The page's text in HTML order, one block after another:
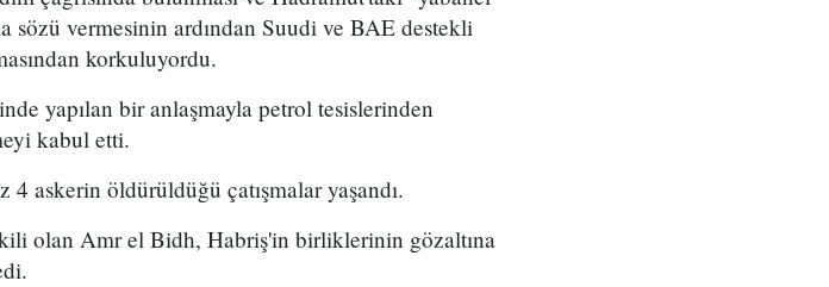
sözü vermesinin ardından Suudi ve BAE destekli
korkuluyordu.
yapılan bir anlaşmayla petrol tesislerinden
kabul etti.
4 askerin öldürüldüğü çatışmalar yaşandı.
olan Amr el Bidh, Habriş'in birliklerinin gözaltına